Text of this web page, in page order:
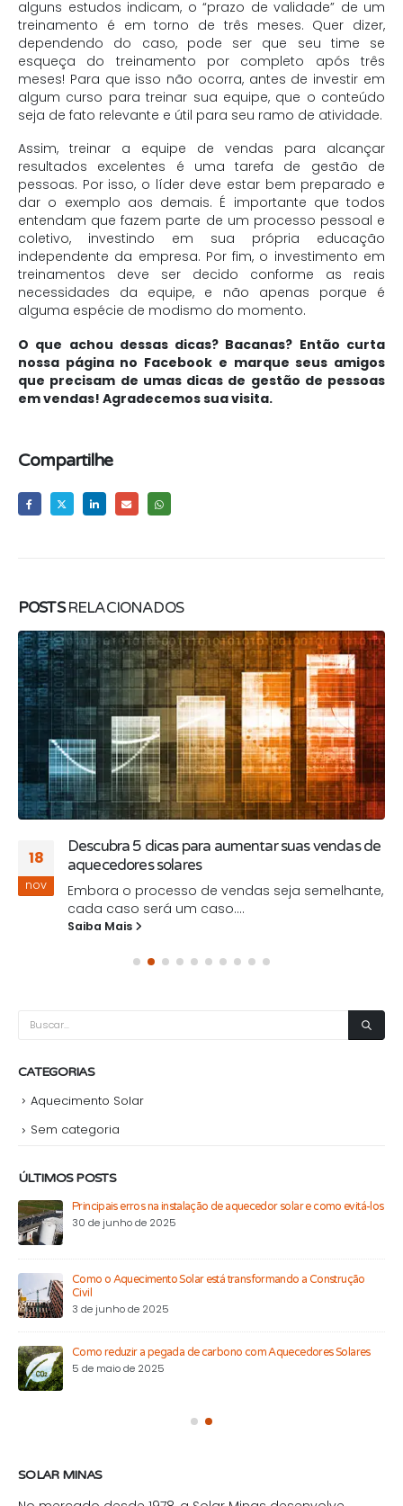
alguns estudos indicam, o “prazo de validade” de um
treinamento é em torno de três meses. Quer dizer,
dependendo do caso, pode ser que seu time se
esqueça do treinamento por completo após três
meses! Para que isso não ocorra, antes de investir em
algum curso para treinar sua equipe, que o conteúdo
seja de fato relevante e útil para seu ramo de atividade.
Assim, treinar a equipe de vendas para alcançar
resultados excelentes é uma tarefa de gestão de
pessoas. Por isso, o líder deve estar bem preparado e
dar o exemplo aos demais. É importante que todos
entendam que fazem parte de um processo pessoal e
coletivo, investindo em sua própria educação
independente da empresa. Por fim, o investimento em
treinamentos deve ser decido conforme as reais
necessidades da equipe, e não apenas porque é
alguma espécie de modismo do momento.
O que achou dessas dicas? Bacanas? Então curta
nossa página no Facebook e marque seus amigos
que precisam de umas dicas de gestão de pessoas
em vendas! Agradecemos sua visita.
Compartilhe
POSTSRELACIONADOS
18
nov
Descubra 5 dicas para aumentar suas vendas de
aquecedores solares
Embora o processo de vendas seja semelhante,
cada caso será um caso....
Saiba Mais
CATEGORIAS
Aquecimento Solar
Sem categoria
ÚLTIMOS POSTS
Principais erros na instalação de aquecedor solar e como evitá-los
30 de junho de 2025
Como o Aquecimento Solar está transformando a Construção
Civil
3 de junho de 2025
Como reduzir a pegada de carbono com Aquecedores Solares
5 de maio de 2025
SOLAR MINAS